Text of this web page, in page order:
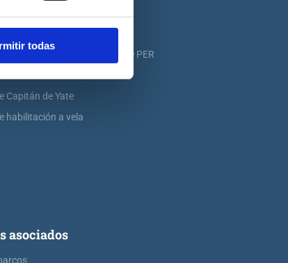
todas
ampliación de atribuciones de PER
Patrón de Yate
Capitán de Yate
habilitación a vela
asociados